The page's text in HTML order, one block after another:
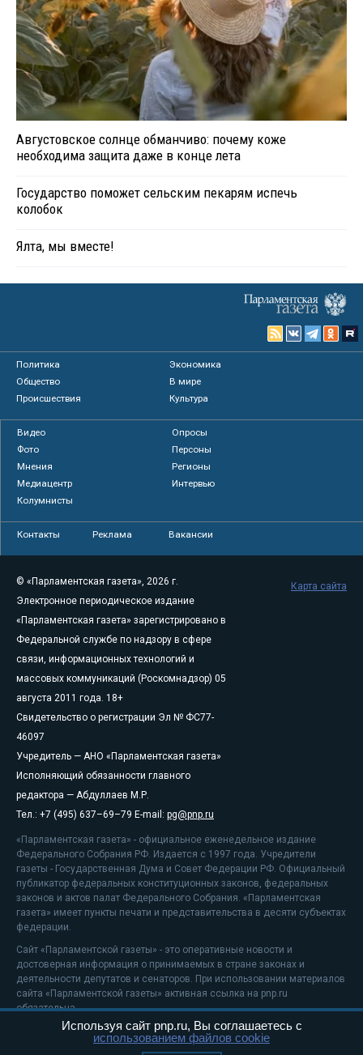
Августовское солнце обманчиво: почему коже
необходима защита даже в конце лета
Государство поможет сельским пекарям испечь
колобок
Ялта, мы вместе!
Политика
Экономика
Общество
В мире
Происшествия
Культура
Видео
Опросы
Фото
Персоны
Мнения
Регионы
Медиацентр
Интервью
Колумнисты
Контакты Реклама Вакансии
© «Парламентская газета», 2026 г.
Электронное периодическое издание
«Парламентская газета» зарегистрировано в
Федеральной службе по надзору в сфере
связи, информационных технологий и
массовых коммуникаций (Роскомнадзор) 05
августа 2011 года. 18+
Свидетельство о регистрации Эл № ФС77-
46097
Учредитель — АНО «Парламентская газета»
Исполняющий обязанности главного
редактора — Абдуллаев М.Р.
Тел.: +7 (495) 637–69–79 E-mail: pg@pnp.ru
«Парламентская газета» - официальное еженедельное издание
Федерального Собрания РФ. Издается с 1997 года. Учредители
газеты - Государственная Дума и Совет Федерации РФ. Официальный
публикатор федеральных конституционных законов, федеральных
законов и актов палат Федерального Собрания. «Парламентская
газета» имеет пункты печати и представительства в десяти субъектах
федерации.
Сайт «Парламентской газеты» - это оперативные новости и
достоверная информация о принимаемых в стране законах и
деятельности депутатов и сенаторов. При использовании материалов
сайта «Парламентской газеты» активная ссылка на pnp.ru
обязательна.
На информационном ресурсе применяютсярекомендательные
Карта сайта
Используя сайт pnp.ru, Вы соглашаетесь с
использованием файлов cookie